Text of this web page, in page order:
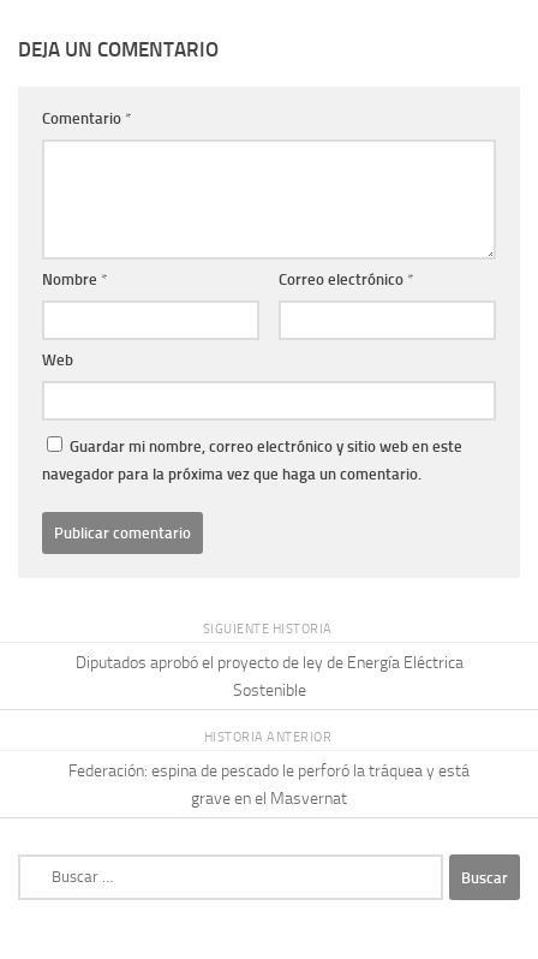
DEJA UN COMENTARIO
Comentario *
Nombre * Correo electrónico *
Web
Guardar mi nombre, correo electrónico y sitio web en este
navegador para la próxima vez que haga un comentario.
SIGUIENTE HISTORIA
Diputados aprobó el proyecto de ley de Energía Eléctrica
Sostenible
HISTORIA ANTERIOR
Federación: espina de pescado le perforó la tráquea y está
grave en el Masvernat